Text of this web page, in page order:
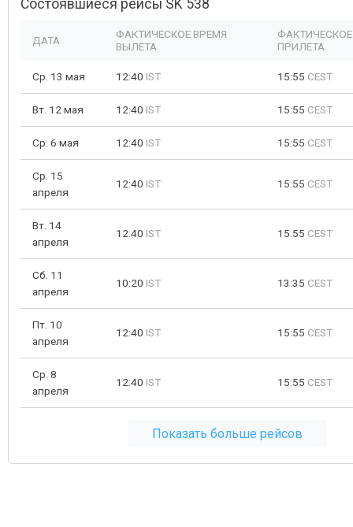
Состоявшиеся рейсы SK 538
ДАТА
ФАКТИЧЕСКОЕ ВРЕМЯ
ВЫЛЕТА
ПРИЛЕТА
Ср. 13 мая 12:40 IST 15:55 CEST
Вт. 12 мая 12:40 IST 15:55 CEST
Ср. 6 мая 12:40 IST 15:55 CEST
Ср. 15
апреля
12:40 IST 15:55 CEST
Вт. 14
апреля
12:40 IST 15:55 CEST
Сб. 11
апреля
10:20 IST 13:35 CEST
Пт. 10
апреля
12:40 IST 15:55 CEST
Ср. 8
апреля
12:40 IST 15:55 CEST
Показать больше рейсов